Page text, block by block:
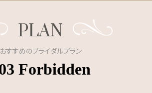
PLAN
おすすめのブライダルプラン